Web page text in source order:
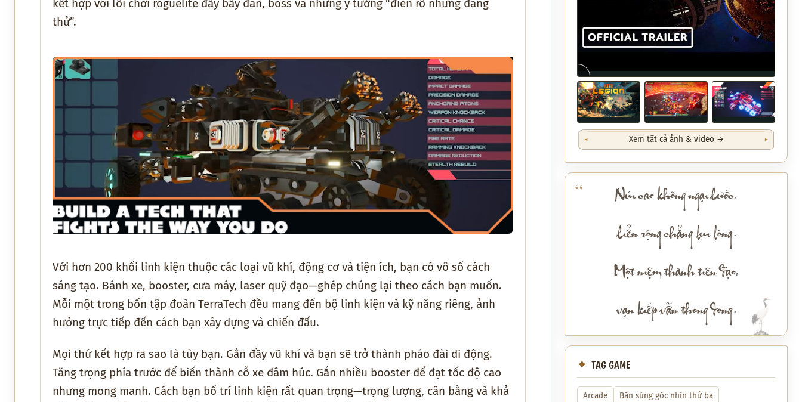
kết hợp với lối chơi roguelite đầy bầy đàn, boss và những ý tưởng “điên rồ nhưng đáng
thử”.
Với hơn 200 khối linh kiện thuộc các loại vũ khí, động cơ và tiện ích, bạn có vô số cách
sáng tạo. Bánh xe, booster, cưa máy, laser quỹ đạo—ghép chúng lại theo cách bạn muốn.
Mỗi một trong bốn tập đoàn TerraTech đều mang đến bộ linh kiện và kỹ năng riêng, ảnh
hưởng trực tiếp đến cách bạn xây dựng và chiến đấu.
Mọi thứ kết hợp ra sao là tùy bạn. Gắn đầy vũ khí và bạn sẽ trở thành pháo đài di động.
Tăng trọng phía trước để biến thành cỗ xe đâm húc. Gắn nhiều booster để đạt tốc độ cao
nhưng mong manh. Cách bạn bố trí linh kiện rất quan trọng—trọng lượng, cân bằng và khả
▶
Xem tất cả ảnh & video →
Núi cao không ngại bước,
biển rộng chẳng lui lòng.
Một niệm thành tiên đạo,
vạn kiếp vẫn thong dong.
TAG GAME
Arcade
Bắn súng góc nhìn thứ ba